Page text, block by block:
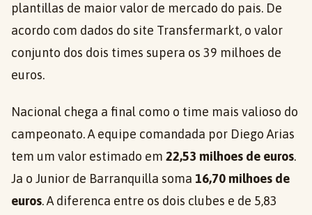
plantillas de maior valor de mercado do pais. De
acordo com dados do site Transfermarkt, o valor
conjunto dos dois times supera os 39 milhoes de
euros.
Nacional chega a final como o time mais valioso do
campeonato. A equipe comandada por Diego Arias
tem um valor estimado em 22,53 milhoes de euros.
Ja o Junior de Barranquilla soma 16,70 milhoes de
euros. A diferenca entre os dois clubes e de 5,83